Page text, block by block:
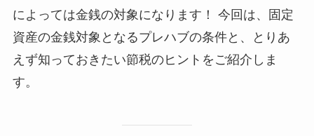
によっては金銭の対象になります！ 今回は、固定
資産の金銭対象となるプレハブの条件と、とりあ
えず知っておきたい節税のヒントをご紹介しま
す。